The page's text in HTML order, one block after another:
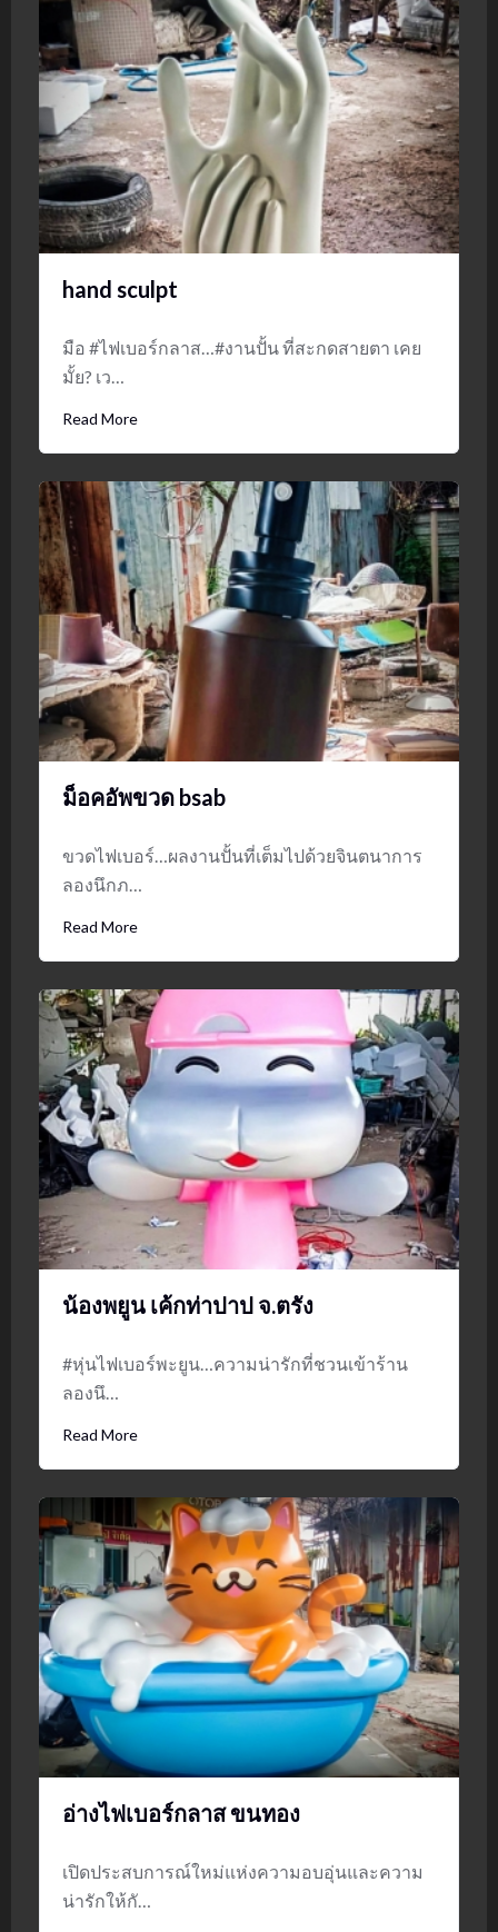
hand sculpt
มือ #ไฟเบอร์กลาส…#งานปั้น ที่สะกดสายตา เคย
มั้ย? เว…
Read More
ม็อคอัพขวด bsab
ขวดไฟเบอร์…ผลงานปั้นที่เต็มไปด้วยจินตนาการ
ลองนึกภ…
Read More
น้องพยูน เค้กท่าปาป จ.ตรัง
#หุ่นไฟเบอร์พะยูน…ความน่ารักที่ชวนเข้าร้าน
ลองนึ…
Read More
อ่างไฟเบอร์กลาส ขนทอง
เปิดประสบการณ์ใหม่แห่งความอบอุ่นและความ
น่ารักให้กั…